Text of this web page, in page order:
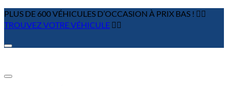
PLUS DE 600 VÉHICULES D’OCCASION À PRIX BAS ! 👉🏼
TROUVEZ VOTRE VÉHICULE 👈🏻